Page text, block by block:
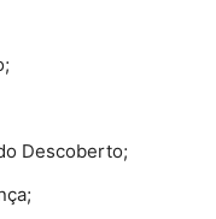
Descoberto;